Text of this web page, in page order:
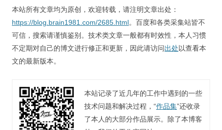
本站所有文章均为原创，欢迎转载，请注明文章出处：
https://blog.brain1981.com/2685.html。百度和各类采集站皆不
可信，搜索请谨慎鉴别。技术类文章一般都有时效性，本人习惯
不定期对自己的博文进行修正和更新，因此请访问出处以查看本
文的最新版本。
本站记录了近几年的工作中遇到的一些
技术问题和解决过程，“作品集”还收录
了本人的大部分作品展示。除了本博客